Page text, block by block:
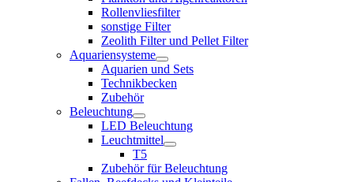
Rollenvliesfilter
sonstige Filter
Zeolith Filter und Pellet Filter
Aquariensysteme
Aquarien und Sets
Technikbecken
Zubehör
Beleuchtung
LED Beleuchtung
Leuchtmittel
T5
Zubehör für Beleuchtung